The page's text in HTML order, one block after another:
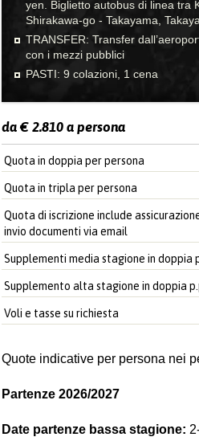
yen. Biglietto autobus di linea tra
Shirakawa-go - Takayama,
TRANSFER: Transfer
con i mezzi pubblici
PASTI: 9 colazioni, 1 cena
da € 2.810 a persona
Quota in doppia per persona
Quota in tripla per persona
Quota di iscrizione include
invio documenti via email
Supplementi media stagione in doppia
Supplemento alta stagione in doppia
Voli e tasse su richiesta
Quote indicative per persona nei
Partenze 2026/2027
Date partenze bassa stagione: